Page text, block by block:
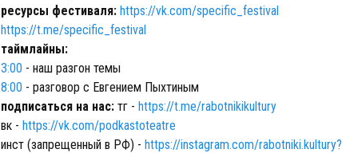
ресурсы фестиваля: https://vk.com/specific_festival
https://t.me/specific_festival
таймлайны:
3:00 - наш разгон темы
8:00 - разговор с Евгением Пыхтиным
подписаться на нас: тг - https://t.me/rabotnikikultury
вк - https://vk.com/podkastoteatre
инст (запрещенный в РФ) - https://instagram.com/